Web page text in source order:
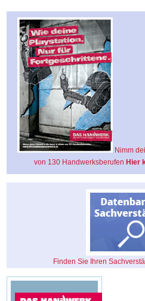
Nimm
von 130 Handwerksberufen Hier
Finden Sie Ihren